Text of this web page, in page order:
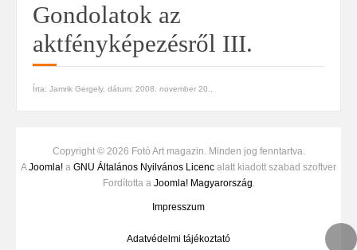
Gondolatok az
aktfényképezésről III.
Írta: Jamrik Gergely, dátum: 2008. november 20.
Copyright © 2026 Fotó Art magazin. Minden jog fenntartva.
AJoomla! a GNU Általános Nyilvános Licenc alatt kiadott szabad szoftver
Fordította a Joomla! Magyarország.
Impresszum
Adatvédelmi tájékoztató